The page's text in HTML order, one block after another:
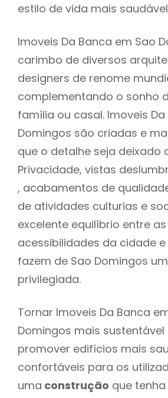
estilo de vida mais
Imoveis Da Banca em Sao
carimbo de diversos
designers de renome
complementando o sonho
família ou casal. Imoveis
Domingos são criadas e
que o detalhe seja deixado
Privacidade, vistas
, acabamentos de
de atividades culturias e
excelente equilíbrio entre as
acessibilidades da cidade
fazem de Sao Domingos
privilegiada.
Tornar Imoveis Da Banca
Domingos mais
promover edifícios mais
confortáveis para os
uma construção que